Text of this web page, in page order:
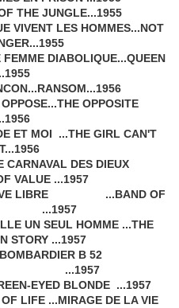
THE JUNGLE...1955
VIVENT LES HOMMES...NOT
DIABOLIQUE...QUEEN
OPPOSITE
ET MOI ...THE GIRL CAN'T
CARNAVAL DES DIEUX
VALUE ...1957
LIBRE ...BAND OF
...1957
UN SEUL HOMME ...THE
STORY ...1957
B 52
52 ...1957
EYED BLONDE ...1957
LIFE ...MIRAGE DE LA VIE